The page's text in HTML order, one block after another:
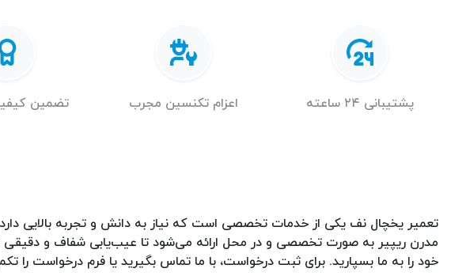
پشتیبانی ۲۴ ساعته اعزام تکنسین مجرب تضمین
تعمیر یخچال نف یکی از خدمات تخصصی است که نیاز به دانش و تجربه بالایی
خود را به ما بسپارید. برای ثبت درخواست، با ما تماس بگیرید یا فرم درخواست را